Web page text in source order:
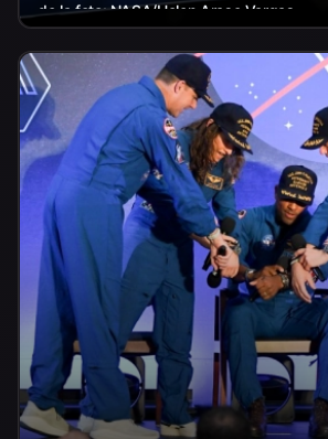
de la foto: NASA/Helen Arase Vargas